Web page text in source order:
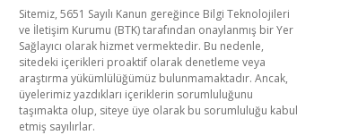
Sitemiz, 5651 Sayılı Kanun gereğince Bilgi Teknolojileri
ve İletişim Kurumu (BTK) tarafından onaylanmış bir Yer
Sağlayıcı olarak hizmet vermektedir. Bu nedenle,
sitedeki içerikleri proaktif olarak denetleme veya
araştırma yükümlülüğümüz bulunmamaktadır. Ancak,
üyelerimiz yazdıkları içeriklerin sorumluluğunu
taşımakta olup, siteye üye olarak bu sorumluluğu kabul
etmiş sayılırlar.